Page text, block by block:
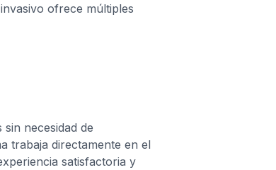
ofrece múltiples
necesidad de
trabaja directamente en el
satisfactoria y